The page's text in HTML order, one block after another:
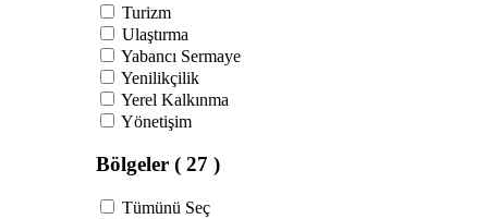
Turizm
Ulaştırma
Yabancı Sermaye
Yenilikçilik
Yerel Kalkınma
Yönetişim
Bölgeler ( 27 )
Tümünü Seç